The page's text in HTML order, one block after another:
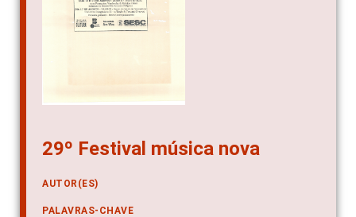
29º Festival música nova
AUTOR(ES)
PALAVRAS-CHAVE